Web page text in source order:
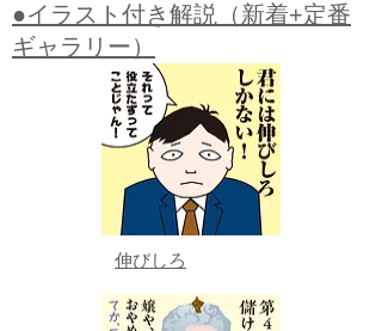
●イラスト付き解説（新着+定番
ギャラリー）
伸びしろ